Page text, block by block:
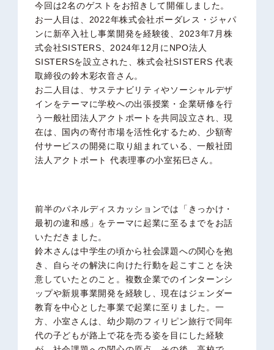
今回は2名のゲストをお招きして開催しました。
お一人目は、2022年株式会社ボーダレス・ジャパ
ンに新卒入社し事業開発を経験後、2023年7月株
式会社SISTERS、2024年12月にNPO法人
SISTERSを設立された、株式会社SISTERS 代表
取締役の鈴木彩衣音さん。
お二人目は、サステナビリティやソーシャルデザ
インをテーマに学校への出張授業・企業研修を行
う一般社団法人アクトポートを共同設立され、現
在は、国内の寄付市場を活性化するため、少額寄
付サービスの開発に取り組まれている、一般社団
法人アクトポート 代表理事の小室拓巳さん。
前半のパネルディスカッションでは「きっかけ・
最初の違和感」をテーマに起業に至るまでをお話
いただきました。
鈴木さんは中学生の頃から社会課題への関心を抱
き、自らその解決に向けた行動を起こすことを決
意していたとのこと。複数企業でのインターンシ
ップや新規事業開発を経験し、現在はジェンダー
教育を中心とした事業で起業に至りました。一
方、小室さんは、幼少期のフィリピン旅行で同年
代の子どもが路上で花を売る姿を目にした経験